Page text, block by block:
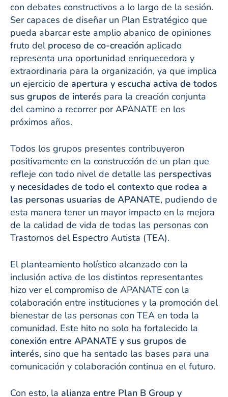
con debates constructivos a lo largo de la sesión.
Ser capaces de diseñar un Plan Estratégico que
pueda abarcar este amplio abanico de opiniones
fruto del proceso de co-creación aplicado
representa una oportunidad enriquecedora y
extraordinaria para la organización, ya que implica
un ejercicio de apertura y escucha activa de todos
sus grupos de interés para la creación conjunta
del camino a recorrer por APANATE en los
próximos años.
Todos los grupos presentes contribuyeron
positivamente en la construcción de un plan que
refleje con todo nivel de detalle las perspectivas
y necesidades de todo el contexto que rodea a
las personas usuarias de APANATE, pudiendo de
esta manera tener un mayor impacto en la mejora
de la calidad de vida de todas las personas con
Trastornos del Espectro Autista (TEA).
El planteamiento holístico alcanzado con la
inclusión activa de los distintos representantes
hizo ver el compromiso de APANATE con la
colaboración entre instituciones y la promoción del
bienestar de las personas con TEA en toda la
comunidad. Este hito no solo ha fortalecido la
conexión entre APANATE y sus grupos de
interés, sino que ha sentado las bases para una
comunicación y colaboración continua en el futuro.
Con esto, la alianza entre Plan B Group y